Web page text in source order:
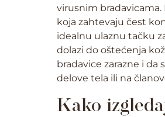
virusnim
koja zahtevaju čest
idealnu ulaznu tačku
dolazi do oštećenja
bradavice zarazne i
delove tela ili na
Kako